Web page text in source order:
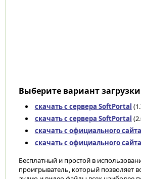
Выберите вариант
скачать с сервера SoftPortal
скачать с сервера SoftPortal
скачать с официального сайта
скачать с официального сайта
Бесплатный и простой в
проигрыватель, который позволяет